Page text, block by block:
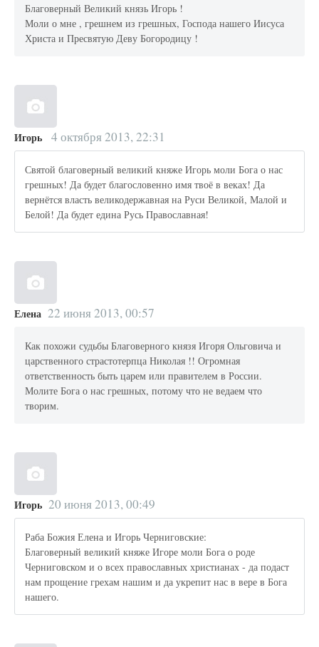
Благоверный Великий князь Игорь !
Моли о мне , грешнем из грешных, Господа нашего Иисуса
Христа и Пресвятую Деву Богородицу !
Игорь 4 октября 2013, 22:31
Святой благоверный великий княже Игорь моли Бога о нас
грешных! Да будет благословенно имя твоё в веках! Да
вернётся власть великодержавная на Руси Великой, Малой и
Белой! Да будет едина Русь Православная!
Елена 22 июня 2013, 00:57
Как похожи судьбы Благоверного князя Игоря Ольговича и
царственного страстотерпца Николая !! Огромная
ответственность быть царем или правителем в России.
Молите Бога о нас грешных, потому что не ведаем что
творим.
Игорь 20 июня 2013, 00:49
Раба Божия Елена и Игорь Черниговские:
Благоверный великий княже Игоре моли Бога о роде
Черниговском и о всех православных христианах - да подаст
нам прощение грехам нашим и да укрепит нас в вере в Бога
нашего.